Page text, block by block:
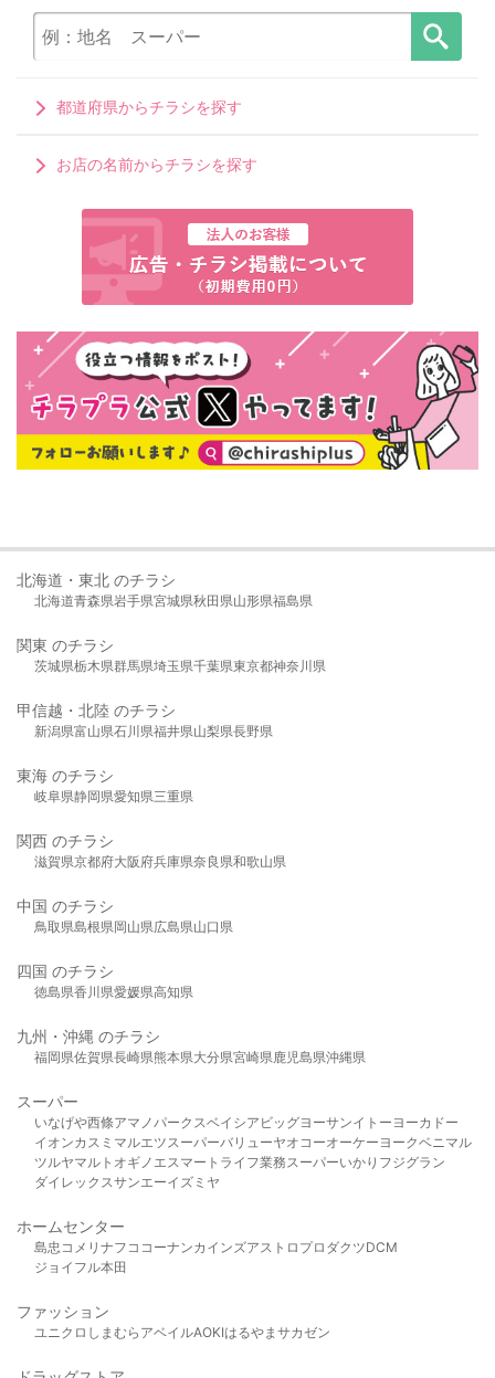
都道府県からチラシを探す
お店の名前からチラシを探す
北海道・東北 のチラシ
北海道青森県岩手県宮城県秋田県山形県福島県
関東 のチラシ
茨城県栃木県群馬県埼玉県千葉県東京都神奈川県
甲信越・北陸 のチラシ
新潟県富山県石川県福井県山梨県長野県
東海 のチラシ
岐阜県静岡県愛知県三重県
関西 のチラシ
滋賀県京都府大阪府兵庫県奈良県和歌山県
中国 のチラシ
鳥取県島根県岡山県広島県山口県
四国 のチラシ
徳島県香川県愛媛県高知県
九州・沖縄 のチラシ
福岡県佐賀県長崎県熊本県大分県宮崎県鹿児島県沖縄県
スーパー
いなげや西條アマノパークスベイシア ビッグヨーサンイトーヨーカドー
イオンカスミ マルエツスーパーバリューヤオコーオーケー ヨークベニマル
ツルヤマルト オギノ エスマート ライフ業務スーパーいかり フジグラン
ダイレックスサンエーイズミヤ
ホームセンター
島忠 コメリ ナフコ コーナンカインズアストロプロダクツDCM
ジョイフル本田
ファッション
ユニクロ しまむら アベイルAOKIはるやま サカゼン